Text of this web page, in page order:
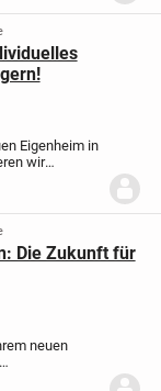
Eigenheim in
wir
Wünsche
wird.
Die Zukunft für
neuen